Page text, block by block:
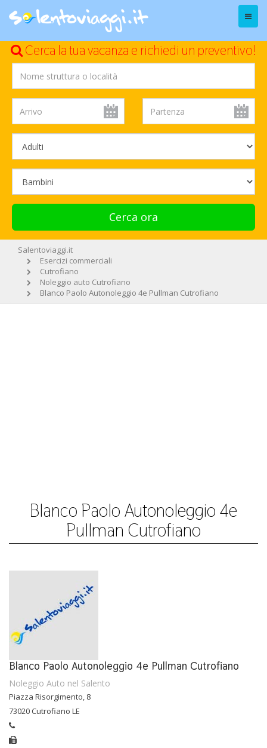
Menu
Cerca la tua vacanza e richiedi un preventivo!
Cerca ora
Salentoviaggi.it
Esercizi commerciali
Cutrofiano
Noleggio auto Cutrofiano
Blanco Paolo Autonoleggio 4e Pullman Cutrofiano
Blanco Paolo Autonoleggio 4e
Pullman Cutrofiano
Blanco Paolo Autonoleggio 4e Pullman Cutrofiano
Noleggio Auto nel Salento
Piazza Risorgimento, 8
73020 Cutrofiano LE